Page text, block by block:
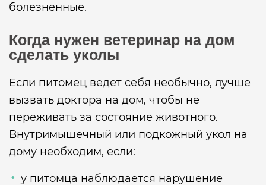
болезненные.
Когда нужен ветеринар на дом
сделать уколы
Если питомец ведет себя необычно, лучше
вызвать доктора на дом, чтобы не
переживать за состояние животного.
Внутримышечный или подкожный укол на
дому необходим, если:
у питомца наблюдается нарушение